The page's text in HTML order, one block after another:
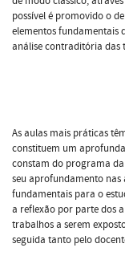
possível é promovido o
elementos fundamentais
análise contraditória das
As aulas mais práticas
constituem um
constam do programa
seu aprofundamento nas
fundamentais para o
a reflexão por parte dos
trabalhos a serem
seguida tanto pelo